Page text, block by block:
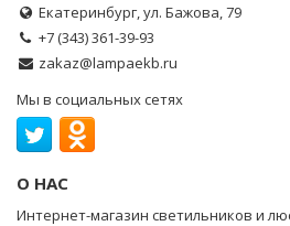
Екатеринбург, ул. Бажова, 79
+7 (343) 361-39-93
zakaz@lampaekb.ru
Мы в социальных сетях
О НАС
Интернет-магазин светильников и